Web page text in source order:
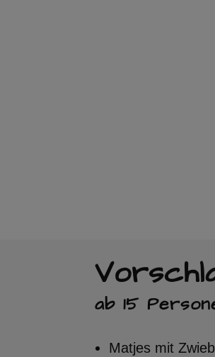
ab 15
Matjes mit